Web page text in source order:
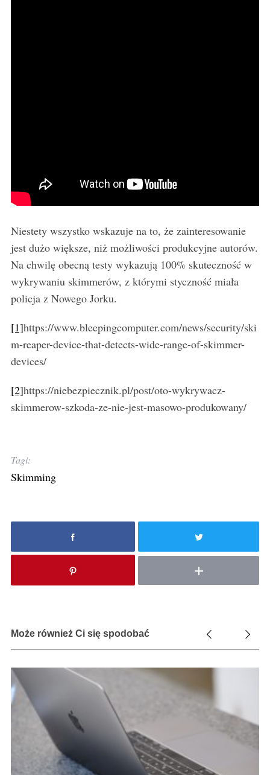
Niestety wszystko wskazuje na to, że zainteresowanie
jest dużo większe, niż możliwości produkcyjne autorów.
Na chwilę obecną testy wykazują 100% skuteczność w
wykrywaniu skimmerów, z którymi styczność miała
policja z Nowego Jorku.
[1]https://www.bleepingcomputer.com/news/security/ski
m-reaper-device-that-detects-wide-range-of-skimmer-
devices/
[2]https://niebezpiecznik.pl/post/oto-wykrywacz-
skimmerow-szkoda-ze-nie-jest-masowo-produkowany/
Tagi:
Skimming
Może również Ci się spodobać